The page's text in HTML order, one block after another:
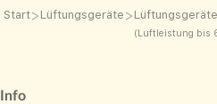
Start> Lüftungs­geräte > Lüftungs­geräte
(Luftleistung bis
Info